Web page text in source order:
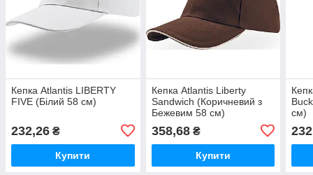
Кепка Atlantis LIBERTY
FIVE (Білий 58 см)
232,26 ₴
Купити
Кепка Atlantis Liberty
Sandwich (Коричневий з
Бежевим 58 см)
358,68₴
Купити
см)